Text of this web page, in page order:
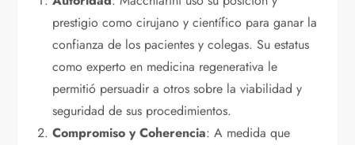
prestigio como cirujano y científico para ganar la
confianza de los pacientes y colegas. Su estatus
como experto en medicina regenerativa le
permitió persuadir a otros sobre la viabilidad y
seguridad de sus procedimientos.
Compromiso y Coherencia: A medida que